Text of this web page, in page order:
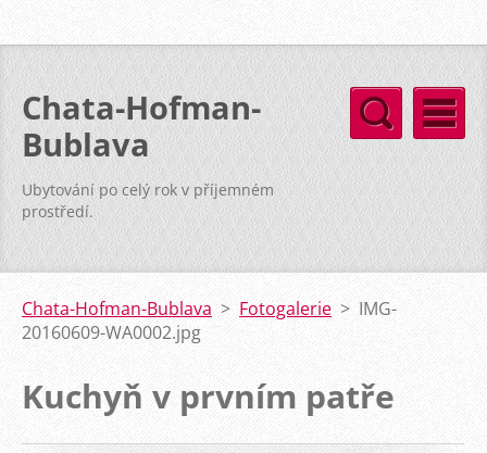
Chata-Hofman-
Bublava
Ubytování po celý rok v příjemném
prostředí.
Chata-Hofman-Bublava > Fotogalerie > IMG-
20160609-WA0002.jpg
Kuchyň v prvním patře